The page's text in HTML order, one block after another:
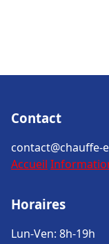
Contact
contact@chauffe-
Accueil
Horaires
Lun-Ven: 8h-19h